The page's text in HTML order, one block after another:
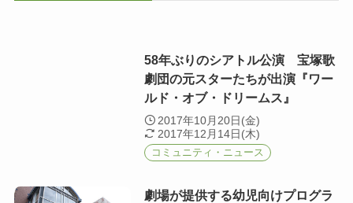
58年ぶりのシアトル公演 宝塚歌
劇団の元スターたちが出演『ワー
ルド・オブ・ドリームス』
2017年10月20日(金)
2017年12月14日(木)
コミュニティ・ニュース
劇場が提供する幼児向けプログラ